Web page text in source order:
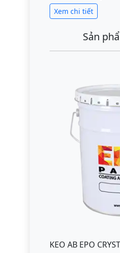
Xem chi tiết
Sản
KEO AB EPO